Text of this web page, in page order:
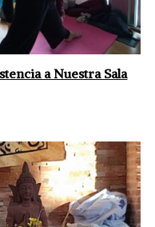
a Nuestra Sala